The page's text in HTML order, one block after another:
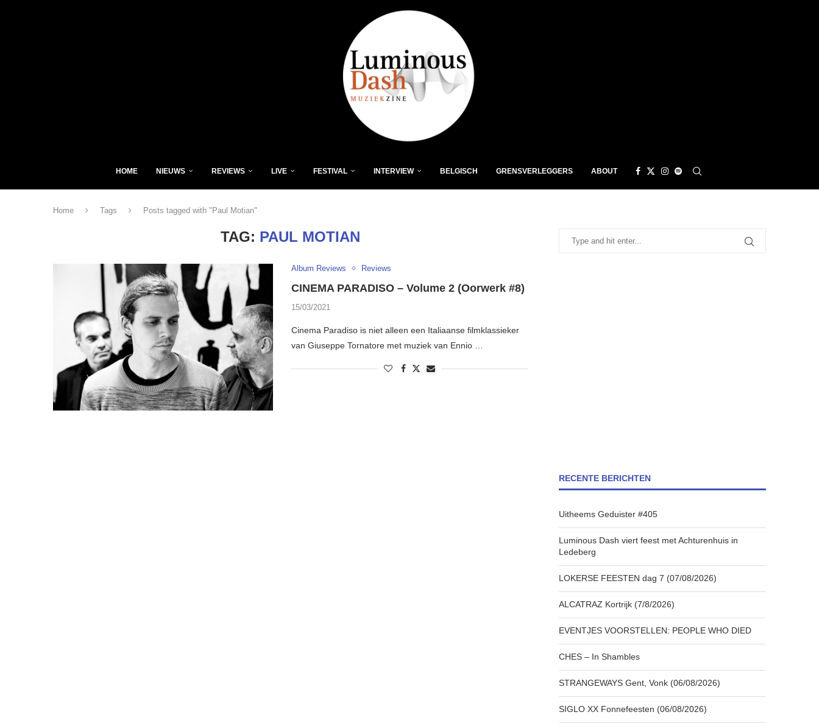
HOME NIEUWS REVIEWS LIVE FESTIVAL INTERVIEW BELGISCH GRENSVERLEGGERS ABOUT
Home Tags Posts tagged with "Paul Motian"
TAG: PAUL MOTIAN
Album Reviews Reviews
CINEMA PARADISO – Volume 2 (Oorwerk #8)
15/03/2021
Cinema Paradiso is niet alleen een Italiaanse filmklassieker
van Giuseppe Tornatore met muziek van Ennio …
RECENTE BERICHTEN
Uitheems Geduister #405
Luminous Dash viert feest met Achturenhuis in
Ledeberg
LOKERSE FEESTEN dag 7 (07/08/2026)
ALCATRAZ Kortrijk (7/8/2026)
EVENTJES VOORSTELLEN: PEOPLE WHO DIED
CHES – In Shambles
STRANGEWAYS Gent, Vonk (06/08/2026)
SIGLO XX Fonnefeesten (06/08/2026)